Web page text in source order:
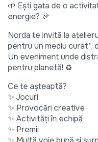
🌱 Ești gata de o
energie? 🎉
Norda te invită la
pentru un mediu curat”,
Un eveniment unde
pentru planetă! ♻️
Ce te așteaptă?
✨ Jocuri
✨ Provocări creative
✨ Activități în echipă
✨ Premii